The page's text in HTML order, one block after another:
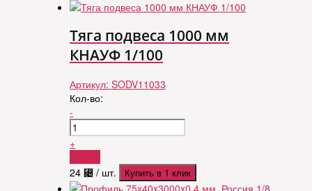
Тяга подвеса 1000 мм
КНАУФ 1/100
Артикул: SODV11033
Кол-во:
-
+
24 ⃄ / шт. Купить в 1 клик